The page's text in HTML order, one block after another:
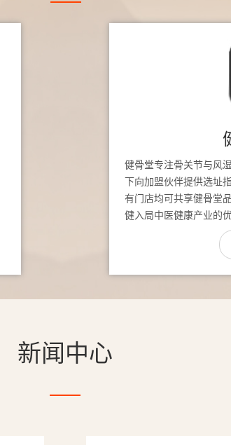
健骨堂专注骨关节与风
下向加盟伙伴提供选址
有门店均可共享健骨堂
健入局中医健康产业的优
新闻中心